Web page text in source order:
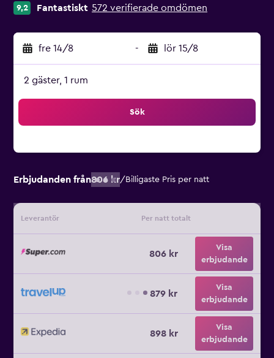
9,2 Fantastiskt 572 verifierade omdömen
fre 14/8 - lör 15/8
2 gäster, 1 rum
Sök
Erbjudanden från806 kr/ Billigaste Pris per natt
Leverantör Per natt totalt
806 kr
Visa
erbjudande
879 kr
Visa
erbjudande
898 kr
Visa
erbjudande